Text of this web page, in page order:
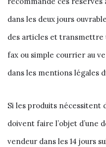
dans les deux jours
des articles et transmettre
fax ou simple courrier au
dans les mentions légales
Si les produits nécessitent
doivent faire l’objet d’une
vendeur dans les 14 jours